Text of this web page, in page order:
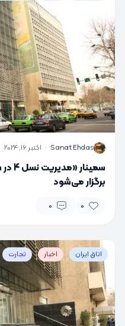
S
Sanat Ehdas
· اکتبر 16, 2024
برگزار می‌شود
0
0
اتاق ایران اخبار تجارت